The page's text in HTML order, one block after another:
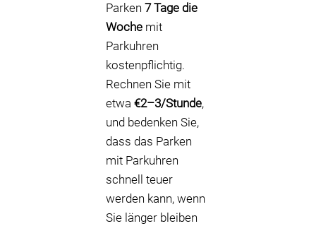
Parken 7 Tage die
Woche mit
Parkuhren
kostenpflichtig.
Rechnen Sie mit
etwa €2–3/Stunde,
und bedenken Sie,
dass das Parken
mit Parkuhren
schnell teuer
werden kann, wenn
Sie länger bleiben